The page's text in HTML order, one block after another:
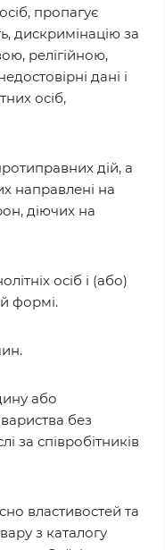
пропагує
дискримінацію за
релігійною,
дані і
осіб,
дій, а
направлені на
діючих на
осіб і (або)
формі.
або
без
за співробітників
властивостей та
з каталогу